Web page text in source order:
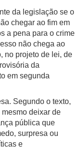
da legislação se o
chegar ao fim em
a pena para o crime
não chega ao
no projeto de lei, de
da
em segunda
Segundo o texto,
deixar de
pública que
surpresa ou
e